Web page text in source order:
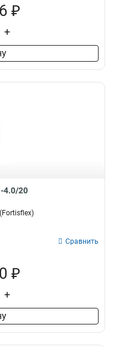
₽
+
4.0/20
Сравнить
₽
+